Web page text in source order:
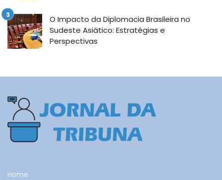
O Impacto da Diplomacia Brasileira no
Sudeste Asiático: Estratégias e
Perspectivas
Home